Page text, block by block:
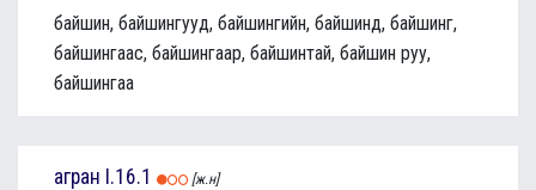
байшин, байшингууд, байшингийн, байшинд, байшинг,
байшингаас, байшингаар, байшинтай, байшин руу,
байшингаа
агран I.16.1 [ж.н]